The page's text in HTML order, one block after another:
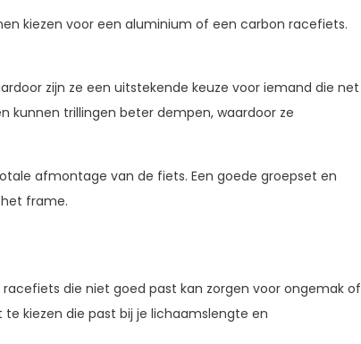
kiezen voor een aluminium of een carbon racefiets.
zijn ze een uitstekende keuze voor iemand die net
kunnen trillingen beter dempen, waardoor ze
afmontage van de fiets. Een goede groepset en
frame.
die niet goed past kan zorgen voor ongemak of
kiezen die past bij je lichaamslengte en